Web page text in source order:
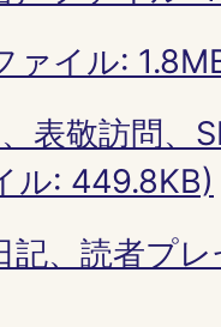
ァイル:
表敬訪問、
ル: 449.8KB)
記、読者プ